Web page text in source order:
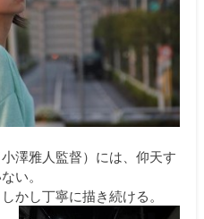
澤雅人監督）には、仰天す
い。
かし丁寧に描き続ける。